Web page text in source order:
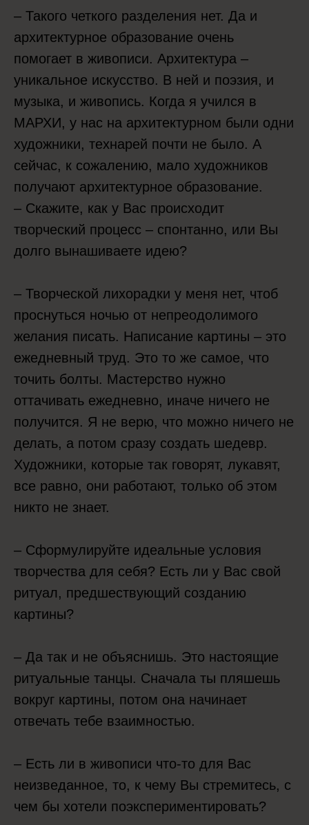
– Такого четкого разделения нет. Да и
архитектурное образование очень
помогает в живописи. Архитектура –
уникальное искусство. В ней и поэзия, и
музыка, и живопись. Когда я учился в
МАРХИ, у нас на архитектурном были одни
художники, технарей почти не было. А
сейчас, к сожалению, мало художников
получают архитектурное образование.
– Скажите, как у Вас происходит
творческий процесс – спонтанно, или Вы
долго вынашиваете идею?
– Творческой лихорадки у меня нет, чтоб
проснуться ночью от непреодолимого
желания писать. Написание картины – это
ежедневный труд. Это то же самое, что
точить болты. Мастерство нужно
оттачивать ежедневно, иначе ничего не
получится. Я не верю, что можно ничего не
делать, а потом сразу создать шедевр.
Художники, которые так говорят, лукавят,
все равно, они работают, только об этом
никто не знает.
– Сформулируйте идеальные условия
творчества для себя? Есть ли у Вас свой
ритуал, предшествующий созданию
картины?
– Да так и не объяснишь. Это настоящие
ритуальные танцы. Сначала ты пляшешь
вокруг картины, потом она начинает
отвечать тебе взаимностью.
– Есть ли в живописи что-то для Вас
неизведанное, то, к чему Вы стремитесь, с
чем бы хотели поэкспериментировать?